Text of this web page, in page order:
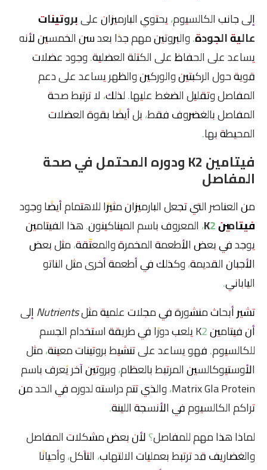
إلى جانب الكالسيوم، يحتوي البارميزان علىبروتينات
عالية الجودة. والبروتين مهم جدًا بعد سن الخمسين لأنه
يساعد على الحفاظ على الكتلة العضلية. وجود عضلات
قوية حول الركبتين والوركين والظهر يساعد على دعم
المفاصل وتقليل الضغط عليها. لذلك، لا ترتبط صحة
المفاصل بالغضروف فقط، بل أيضًا بقوة العضلات
المحيطة بها.
فيتامين K2 ودوره المحتمل في صحة
المفاصل
من العناصر التي تجعل البارميزان مثيرًا للاهتمام أيضًا وجود
فيتامين K2
، المعروف باسم الميناكينون. هذا الفيتامين
يوجد في بعض الأطعمة المخمرة والمعتّقة، مثل بعض
الأجبان القديمة، وكذلك في أطعمة أخرى مثل الناتو
الياباني.
تشير أبحاث منشورة في مجلات علمية مثلNutrientsإلى
أن فيتامين K2 يلعب دورًا في طريقة استخدام الجسم
للكالسيوم. فهو يساعد على تنشيط بروتينات معينة، مثل
الأوستيوكالسين المرتبط بالعظام، وبروتين آخر يُعرف باسم
Matrix Gla Protein، والذي تتم دراسته لدوره في الحد من
تراكم الكالسيوم في الأنسجة اللينة.
لماذا هذا مهم للمفاصل؟ لأن بعض مشكلات المفاصل
والغضاريف قد ترتبط بعمليات الالتهاب، التآكل، وأحيانًا